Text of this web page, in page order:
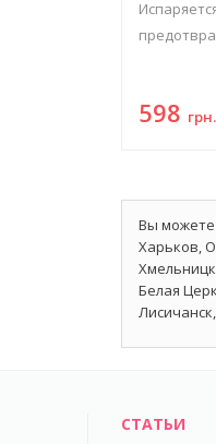
598 грн.
Вы можете
Харьков,
Белая
СТАТЬИ